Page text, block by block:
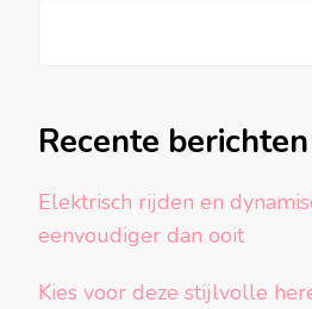
Recente berichten
Elektrisch rijden en
eenvoudiger dan ooit
Kies voor deze stijlvolle